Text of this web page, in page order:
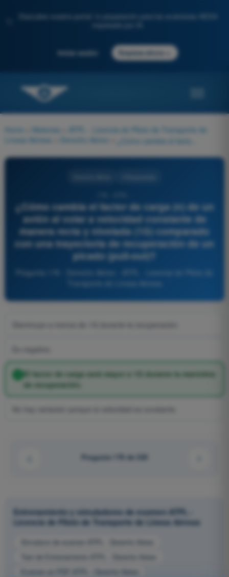
Descubre nuestro portal: tu preparación para los exámenes AESA
Iniciar sesión Empieza ahora
Home Materias
ATPL - Licencia de Piloto de Transporte de
Líneas Aéreas
Derecho Aéreo
¿Cómo cambia el factor de carga (n) de un
avión al volar a velocidad constante de
manera recta y nivelada (1G) comparado
con una trayectoria de recuperación de un
picado (pull-out)?
Pregunta 178 - Derecho Aéreo - ATPL - Licencia de Piloto de
El factor de carga será mayor a 1G durante la maniobra
de recuperación.
Pregunta 178 de 520
Entrenamiento y simuladores de examen ATPL -
Licencia de Piloto de Transporte de Líneas Aéreas
Simulacro de examen ATPL - Derecho Aéreo
Examen en PDF ATPL - Derecho Aéreo